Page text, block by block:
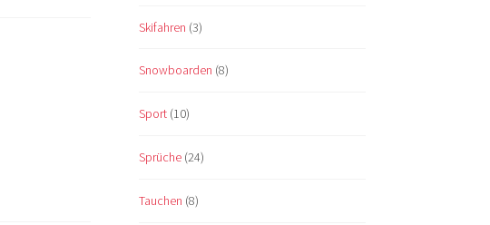
Skifahren (3)
Snowboarden (8)
Sport (10)
Sprüche (24)
Tauchen (8)